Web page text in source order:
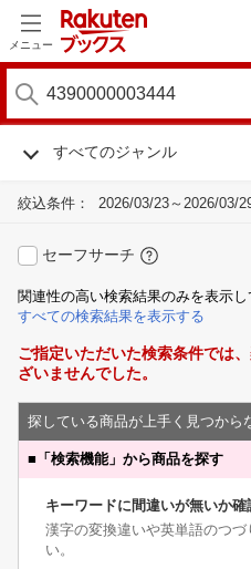
メニュー
すべてのジャンル
絞込条件： 2026/03/23～2026/03/
セーフサーチ
関連性の高い検索結果のみを表示し
すべての検索結果を表示する
ご指定いただいた検索条件では
ざいませんでした。
探している商品が上手く見つから
■ 「検索機能」から商品を探す
キーワードに間違いが無いか
漢字の変換違いや英単語のつ
い。